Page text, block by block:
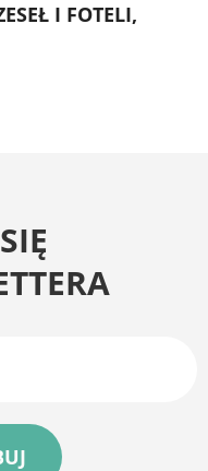
I FOTELI,